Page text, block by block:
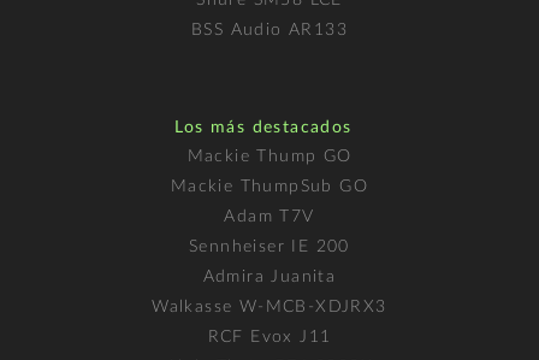
BSS Audio AR133
Los más destacados
Mackie Thump GO
Mackie ThumpSub GO
Adam T7V
Sennheiser IE 200
Admira Juanita
Walkasse W-MCB-XDJRX3
RCF Evox J11